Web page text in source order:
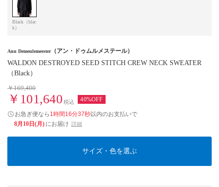
Black（blac
k）
Ann Demeulemeester（アン・ドゥムルメステール）
WALDON DESTROYED SEED STITCH CREW NECK SWEATER
（Black）
￥169,400
￥101,640 税込 40%OFF
お急ぎ便なら 1時間16分36秒以内のお支払いで
8月10日(月) にお届け 詳細
サイズ・色を選ぶ